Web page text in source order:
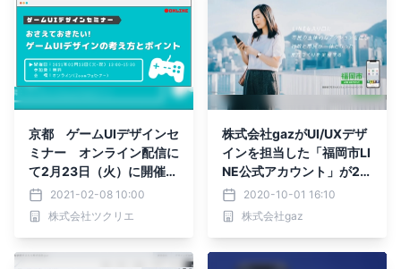
京都 ゲームUIデザインセ
ミナー オンライン配信に
て2月23日（火）に開催決
定！2021-02-08 10:00
株式会社ツクリエ
株式会社gazがUI/UXデザ
インを担当した「福岡市LI
NE公式アカウント」が20
20年度グッドデザイン賞
を受賞
2020-10-01 16:10
株式会社gaz